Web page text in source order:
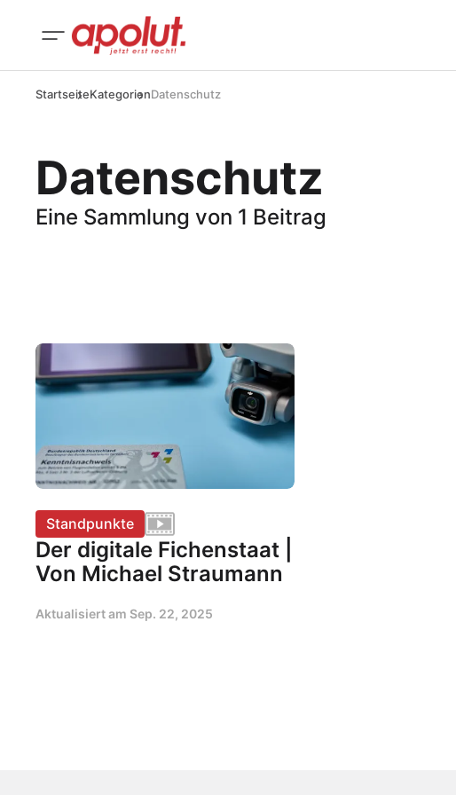
StartseiteKategorienDatenschutz
Datenschutz
Eine Sammlung von 1 Beitrag
Standpunkte
Der digitale Fichenstaat |
Von Michael Straumann
Aktualisiert am Sep. 22, 2025